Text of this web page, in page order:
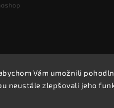
Vám umožnili
neustále zlepšovali jeho
Copyright 2026
Upravit